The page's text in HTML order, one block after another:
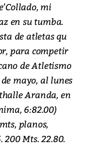
mi
en su tumba.
de atletas qu
para competir
de Atletismo
mayo, al lunes
Aranda, en
6:82.00)
planos,
200 Mts. 22.80.